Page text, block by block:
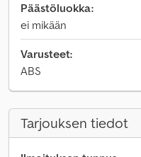
Päästöluokka:
ei mikään
Varusteet:
ABS
Tarjouksen tiedot